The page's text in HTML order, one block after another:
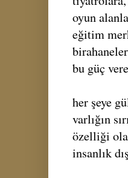
oyun
eğitim
bu güç
her şeye
varlığın
özelliği
insanlık